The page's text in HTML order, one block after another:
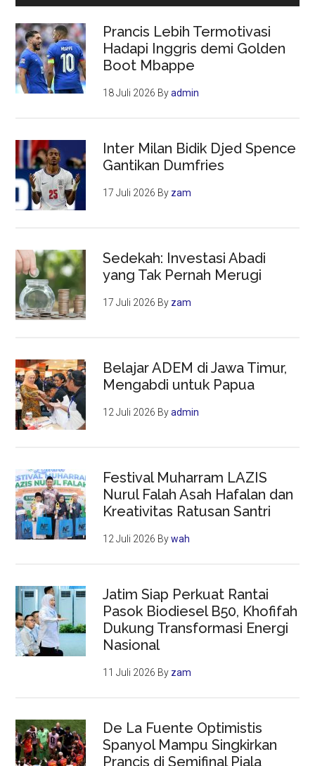
Prancis Lebih Termotivasi
Hadapi Inggris demi Golden
Boot Mbappe
18 Juli 2026 Byadmin
Inter Milan Bidik Djed Spence
Gantikan Dumfries
17 Juli 2026 By zam
Sedekah: Investasi Abadi
yang Tak Pernah Merugi
17 Juli 2026 By zam
Belajar ADEM di Jawa Timur,
Mengabdi untuk Papua
12 Juli 2026 Byadmin
Festival Muharram LAZIS
Nurul Falah Asah Hafalan dan
Kreativitas Ratusan Santri
12 Juli 2026 Bywah
Jatim Siap Perkuat Rantai
Pasok Biodiesel B50, Khofifah
Dukung Transformasi Energi
Nasional
11 Juli 2026 By zam
De La Fuente Optimistis
Spanyol Mampu Singkirkan
Prancis di Semifinal Piala